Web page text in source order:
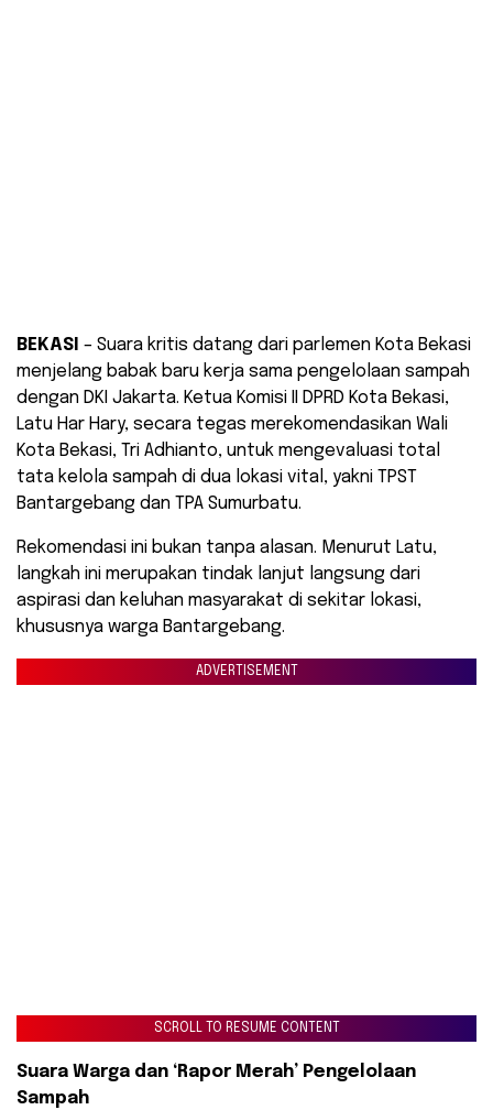
BEKASI – Suara kritis datang dari parlemen Kota Bekasi
menjelang babak baru kerja sama pengelolaan sampah
dengan DKI Jakarta. Ketua Komisi II DPRD Kota Bekasi,
Latu Har Hary, secara tegas merekomendasikan Wali
Kota Bekasi, Tri Adhianto, untuk mengevaluasi total
tata kelola sampah di dua lokasi vital, yakni TPST
Bantargebang dan TPA Sumurbatu.
​Rekomendasi ini bukan tanpa alasan. Menurut Latu,
langkah ini merupakan tindak lanjut langsung dari
aspirasi dan keluhan masyarakat di sekitar lokasi,
khususnya warga Bantargebang.
ADVERTISEMENT
SCROLL TO RESUME CONTENT
Suara Warga dan ‘Rapor Merah’ Pengelolaan
Sampah